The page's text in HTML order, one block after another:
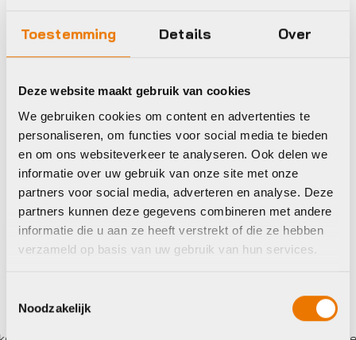
Toestemming Details Over
Deze website maakt gebruik van cookies
We gebruiken cookies om content en advertenties te
personaliseren, om functies voor social media te bieden
en om ons websiteverkeer te analyseren. Ook delen we
informatie over uw gebruik van onze site met onze
partners voor social media, adverteren en analyse. Deze
partners kunnen deze gegevens combineren met andere
informatie die u aan ze heeft verstrekt of die ze hebben
verzameld op basis van uw gebruik van hun services.
Noodzakelijk
BBB BHT-01
Stuurtape
RaceRibbon
€ 11,95
Op voorraad in winkel